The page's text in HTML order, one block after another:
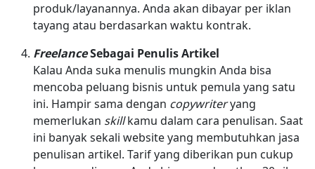
produk/layanannya. Anda akan dibayar per iklan
tayang atau berdasarkan waktu kontrak.
FreelanceSebagai Penulis Artikel
Kalau Anda suka menulis mungkin Anda bisa
mencoba peluang bisnis untuk pemula yang satu
ini. Hampir sama dengan copywriteryang
memerlukan skillkamu dalam cara penulisan. Saat
ini banyak sekali website yang membutuhkan jasa
penulisan artikel. Tarif yang diberikan pun cukup